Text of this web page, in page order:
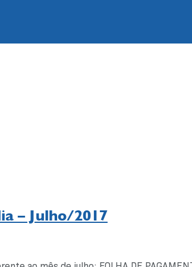
– Julho/2017